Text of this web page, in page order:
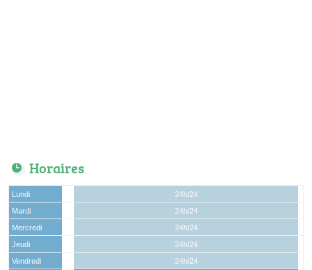
Horaires
Lundi
24h/24
Mardi
24h/24
Mercredi
24h/24
Jeudi
24h/24
Vendredi
24h/24